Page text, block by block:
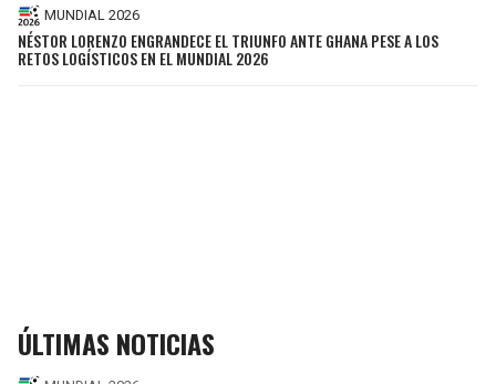
MUNDIAL 2026
NÉSTOR LORENZO ENGRANDECE EL TRIUNFO ANTE GHANA PESE A LOS
RETOS LOGÍSTICOS EN EL MUNDIAL 2026
ÚLTIMAS NOTICIAS